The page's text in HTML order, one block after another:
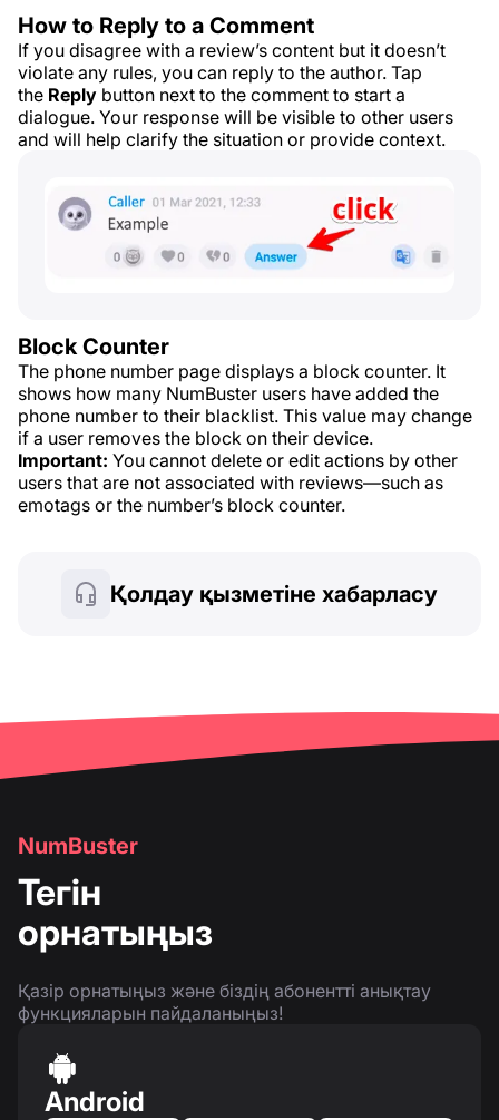
How to Reply to a Comment
If you disagree with a review’s content but it doesn’t
violate any rules, you can reply to the author. Tap
the Reply button next to the comment to start a
dialogue. Your response will be visible to other users
and will help clarify the situation or provide context.
Block Counter
The phone number page displays a block counter. It
shows how many NumBuster users have added the
phone number to their blacklist. This value may change
if a user removes the block on their device.
Important: You cannot delete or edit actions by other
users that are not associated with reviews—such as
emotags or the number’s block counter.
Қолдау қызметіне хабарласу
NumBuster
Тегін
орнатыңыз
Қазір орнатыңыз және біздің абонентті анықтау
функцияларын пайдаланыңыз!
Android